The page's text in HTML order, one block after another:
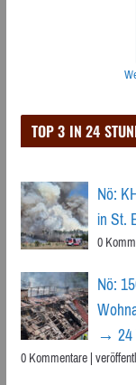
TOP 3 IN 24
Nö:
in St.
0
Nö:
→ 24
0 Kommentare|